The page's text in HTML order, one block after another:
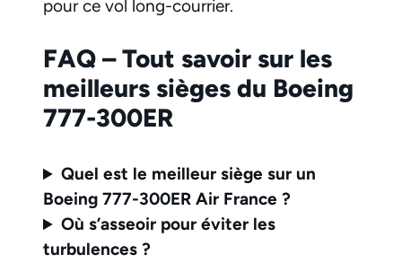
pour ce vol long-courrier.
FAQ – Tout savoir sur les
meilleurs sièges du Boeing
777-300ER
Quel est le meilleur siège sur un
Boeing 777-300ER Air France ?
Où s’asseoir pour éviter les
turbulences ?